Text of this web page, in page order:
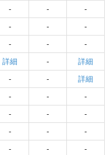
- -
-
- -
-
- -
-
詳細 -
詳細
- -
詳細
- -
-
- -
-
- -
-
- -
-